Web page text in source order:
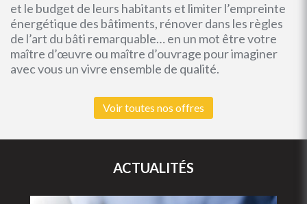
et le budget de leurs habitants et limiter l’empreinte
énergétique des bâtiments, rénover dans les règles
de l’art du bâti remarquable… en un mot être votre
maître d’œuvre ou maître d’ouvrage pour imaginer
avec vous un vivre ensemble de qualité.
Voir toutes nos offres
ACTUALITÉS